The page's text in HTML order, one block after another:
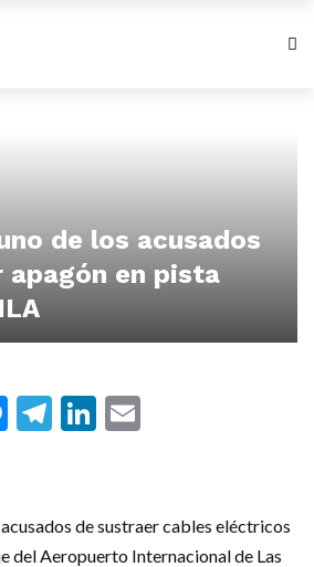
de los acusados
apagón en pista
Messenger
Telegram
LinkedIn
de sustraer cables eléctricos
del Aeropuerto Internacional de Las